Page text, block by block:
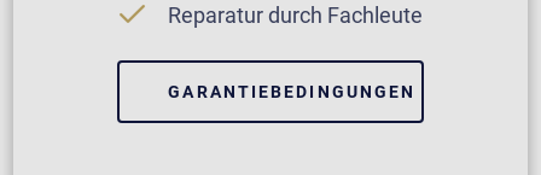
Reparatur durch Fachleute
GARANTIEBEDINGUNGEN